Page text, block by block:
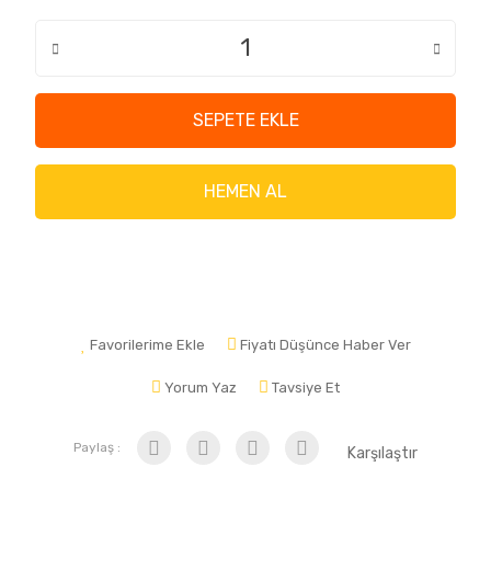
SEPETE EKLE
HEMEN AL
Favorilerime Ekle Fiyatı Düşünce Haber Ver
Yorum Yaz Tavsiye Et
Paylaş : Karşılaştır